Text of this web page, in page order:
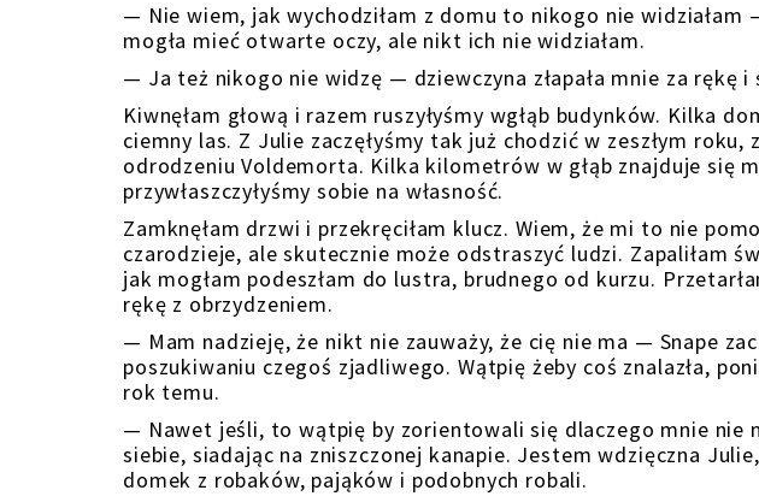
— Nie wiem, jak wychodziłam z domu to nikogo nie widziałam
mogła mieć otwarte oczy, ale nikt ich nie widziałam.
— Ja też nikogo nie widzę — dziewczyna złapała mnie za rękę
Kiwnęłam głową i razem ruszyłyśmy wgłąb budynków. Kilka
ciemny las. Z Julie zaczęłyśmy tak już chodzić w zeszłym
odrodzeniu Voldemorta. Kilka kilometrów w głąb znajduje się
przywłaszczyłyśmy sobie na własność.
Zamknęłam drzwi i przekręciłam klucz. Wiem, że mi to nie
czarodzieje, ale skutecznie może odstraszyć ludzi. Zapaliłam
jak mogłam podeszłam do lustra, brudnego od kurzu.
rękę z obrzydzeniem.
— Mam nadzieję, że nikt nie zauważy, że cię nie ma — Snape
poszukiwaniu czegoś zjadliwego. Wątpię żeby coś znalazła,
rok temu.
— Nawet jeśli, to wątpię by zorientowali się dlaczego mnie nie
siebie, siadając na zniszczonej kanapie. Jestem wdzięczna
domek z robaków, pająków i podobnych robali.